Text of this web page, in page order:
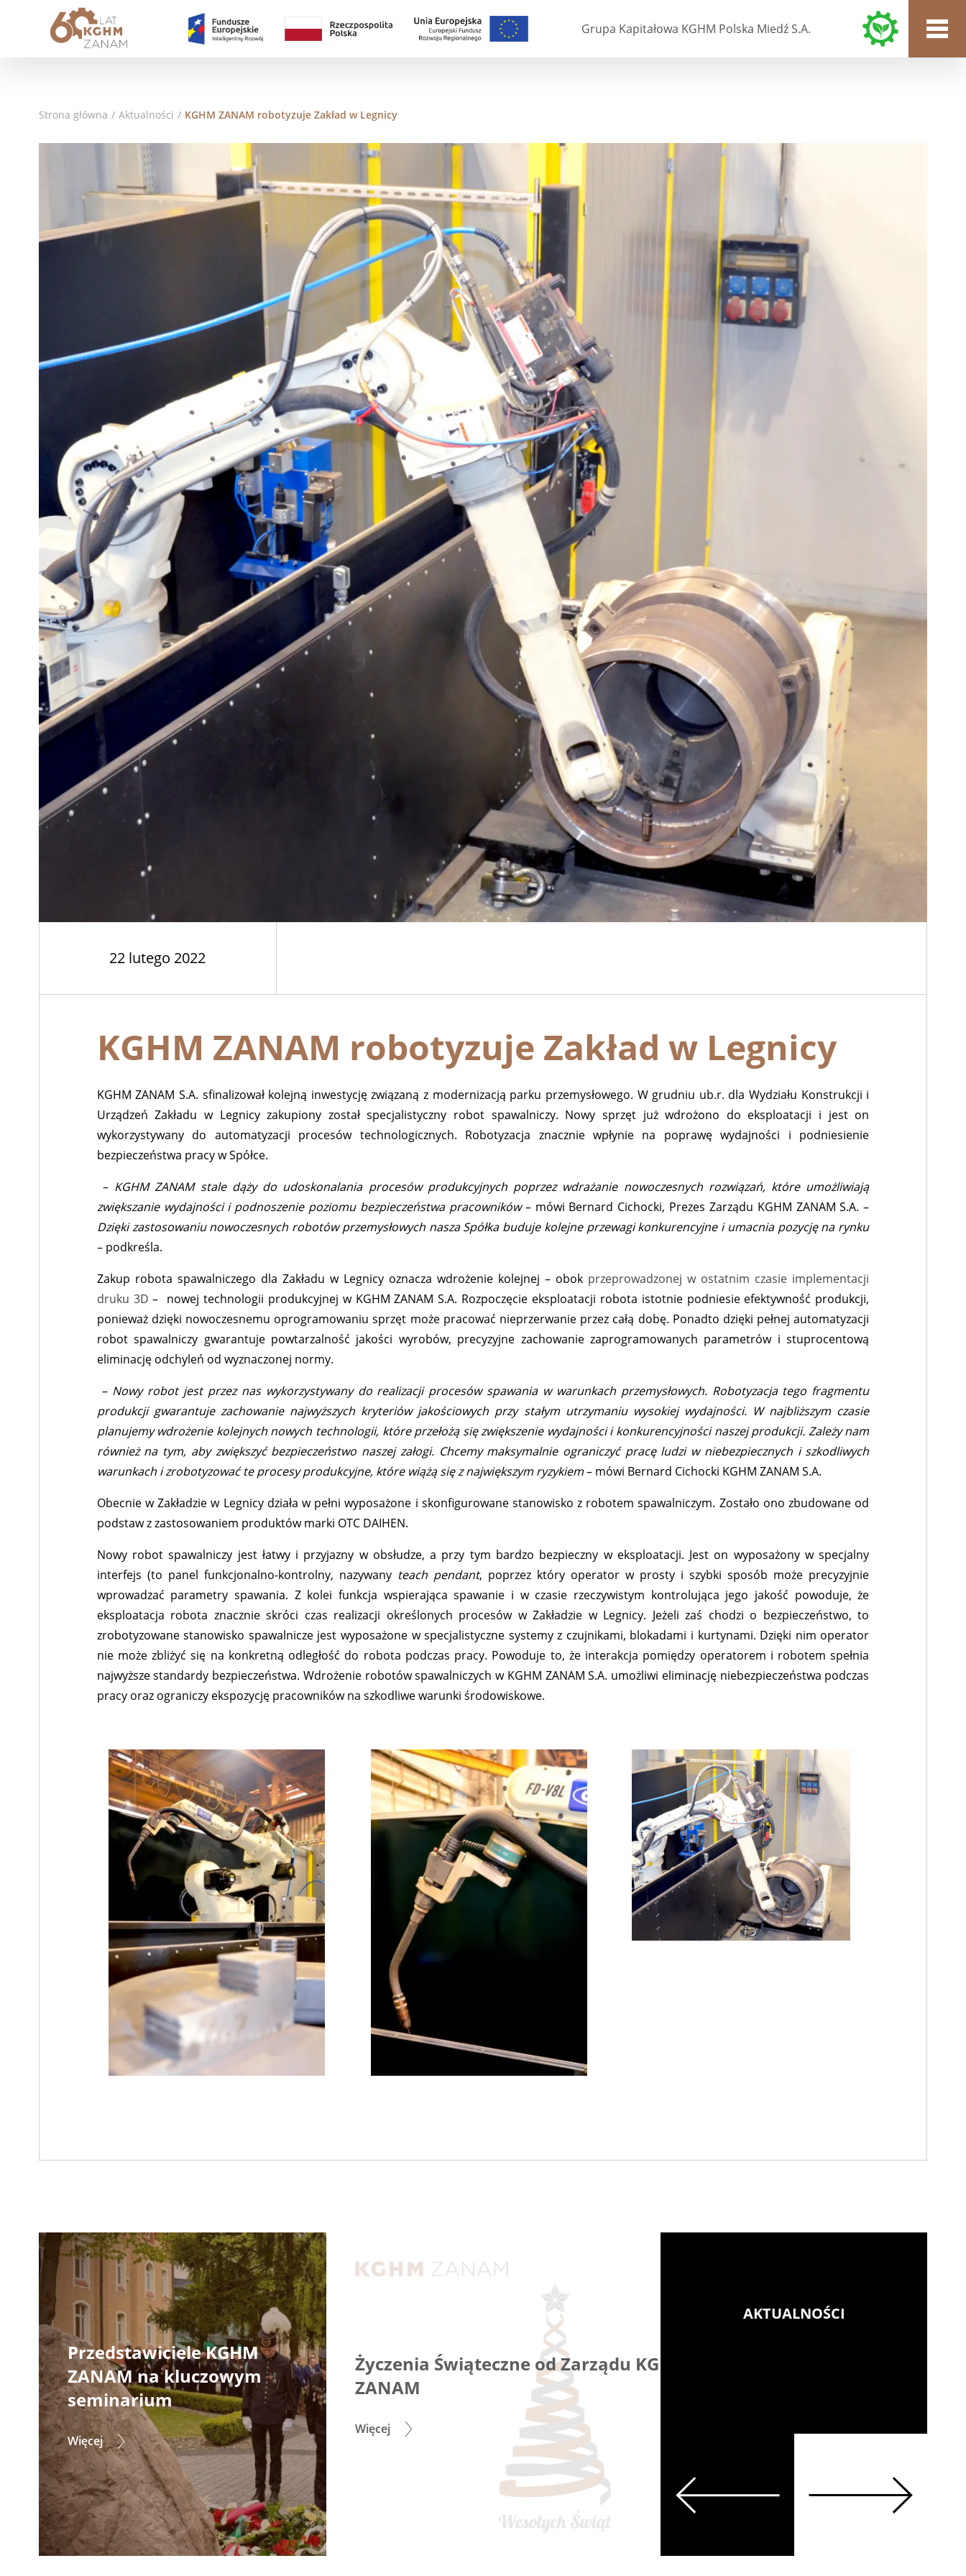
Grupa Kapitałowa KGHM Polska Miedź S.A.
Strona główna / Aktualności / KGHM ZANAM robotyzuje Zakład w Legnicy
22 lutego 2022
KGHM ZANAM robotyzuje Zakład w Legnicy
KGHM ZANAM S.A. sfinalizował kolejną inwestycję związaną z modernizacją parku przemysłowego. W grudniu ub.r. dla Wydziału Konstrukcji i
Urządzeń Zakładu w Legnicy zakupiony został specjalistyczny robot spawalniczy. Nowy sprzęt już wdrożono do eksploatacji i jest on
wykorzystywany do automatyzacji procesów technologicznych. Robotyzacja znacznie wpłynie na poprawę wydajności i podniesienie
bezpieczeństwa pracy w Spółce.
– KGHM ZANAM stale dąży do udoskonalania procesów produkcyjnych poprzez wdrażanie nowoczesnych rozwiązań, które umożliwiają
zwiększanie wydajności i podnoszenie poziomu bezpieczeństwa pracowników– mówi Bernard Cichocki, Prezes Zarządu KGHM ZANAM S.A. –
Dzięki zastosowaniu nowoczesnych robotów przemysłowych nasza Spółka buduje kolejne przewagi konkurencyjne i umacnia pozycję na rynku
– podkreśla.
Zakup robota spawalniczego dla Zakładu w Legnicy oznacza wdrożenie kolejnej – obok przeprowadzonej w ostatnim czasie implementacji
druku 3D – nowej technologii produkcyjnej w KGHM ZANAM S.A. Rozpoczęcie eksploatacji robota istotnie podniesie efektywność produkcji,
ponieważ dzięki nowoczesnemu oprogramowaniu sprzęt może pracować nieprzerwanie przez całą dobę. Ponadto dzięki pełnej automatyzacji
robot spawalniczy gwarantuje powtarzalność jakości wyrobów, precyzyjne zachowanie zaprogramowanych parametrów i stuprocentową
eliminację odchyleń od wyznaczonej normy.
– Nowy robot jest przez nas wykorzystywany do realizacji procesów spawania w warunkach przemysłowych. Robotyzacja tego fragmentu
produkcji gwarantuje zachowanie najwyższych kryteriów jakościowych przy stałym utrzymaniu wysokiej wydajności. W najbliższym czasie
planujemy wdrożenie kolejnych nowych technologii, które przełożą się zwiększenie wydajności i konkurencyjności naszej produkcji. Zależy nam
również na tym, aby zwiększyć bezpieczeństwo naszej załogi. Chcemy maksymalnie ograniczyć pracę ludzi w niebezpiecznych i szkodliwych
warunkach i zrobotyzować te procesy produkcyjne, które wiążą się z największym ryzykiem– mówi Bernard Cichocki KGHM ZANAM S.A.
Obecnie w Zakładzie w Legnicy działa w pełni wyposażone i skonfigurowane stanowisko z robotem spawalniczym. Zostało ono zbudowane od
podstaw z zastosowaniem produktów marki OTC DAIHEN.
Nowy robot spawalniczy jest łatwy i przyjazny w obsłudze, a przy tym bardzo bezpieczny w eksploatacji. Jest on wyposażony w specjalny
interfejs (to panel funkcjonalno-kontrolny, nazywany teach pendant, poprzez który operator w prosty i szybki sposób może precyzyjnie
wprowadzać parametry spawania. Z kolei funkcja wspierająca spawanie i w czasie rzeczywistym kontrolująca jego jakość powoduje, że
eksploatacja robota znacznie skróci czas realizacji określonych procesów w Zakładzie w Legnicy. Jeżeli zaś chodzi o bezpieczeństwo, to
zrobotyzowane stanowisko spawalnicze jest wyposażone w specjalistyczne systemy z czujnikami, blokadami i kurtynami. Dzięki nim operator
nie może zbliżyć się na konkretną odległość do robota podczas pracy. Powoduje to, że interakcja pomiędzy operatorem i robotem spełnia
najwyższe standardy bezpieczeństwa. Wdrożenie robotów spawalniczych w KGHM ZANAM S.A. umożliwi eliminację niebezpieczeństwa podczas
pracy oraz ograniczy ekspozycję pracowników na szkodliwe warunki środowiskowe.
Przedstawiciele KGHM
ZANAM na kluczowym
seminarium
Więcej
Życzenia Świąteczne od Zarządu KGHM
ZANAM
Więcej
AKTUALNOŚCI
Previous Next